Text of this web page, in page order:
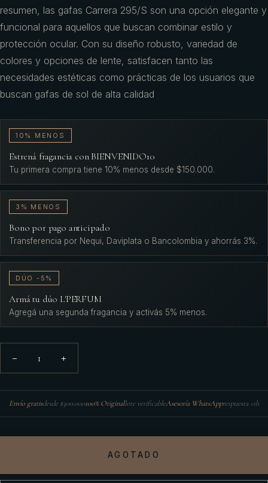
resumen, las gafas Carrera 295/S son una opción elegante y
funcional para aquellos que buscan combinar estilo y
protección ocular. Con su diseño robusto, variedad de
colores y opciones de lente, satisfacen tanto las
necesidades estéticas como prácticas de los usuarios que
buscan gafas de sol de alta calidad
10% MENOS
Estrená fragancia con BIENVENIDO10
Tu primera compra tiene 10% menos desde $150.000.
3% MENOS
Bono por pago anticipado
Transferencia por Nequi, Daviplata o Bancolombia y ahorrás 3%.
DÚO -5%
Armá tu dúo L'PERFUM
Agregá una segunda fragancia y activás 5% menos.
− 1 +
Envío gratisdesde $300.000100% Originallote verificableAsesoría WhatsApprespuesta <1h
AGOTADO